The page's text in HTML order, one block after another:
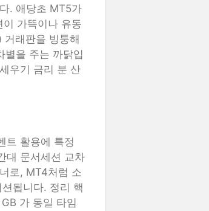
. 애당초 MT5가
가뜩이나 유동
거래판을 빙퉁해
별을 주는 까닭입
우기 금리 분 산
트 활용에 특정
대 문서세션 교차
로, MT4처럼 소
됩니다. 정리 핵
가 동일 타임